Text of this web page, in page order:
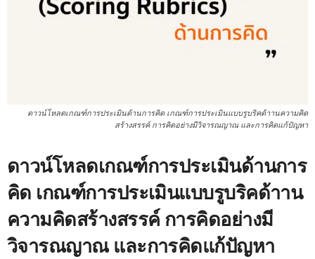
ดาวน์โหลดเกณฑ์การประเมินด้านการคิด เกณฑ์การประเมินแบบรูบริคด้าานความคิด
สร้างสรรค์ การคิดอย่างมีวิจารณญาณ และการคิดแก้ปัญหา
ดาวน์โหลดเกณฑ์การประเมินด้านการ
คิด เกณฑ์การประเมินแบบรูบริคด้าาน
ความคิดสร้างสรรค์ การคิดอย่างมี
วิจารณญาณ และการคิดแก้ปัญหา